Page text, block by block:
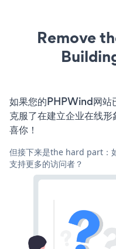
Remove
如果您的PHPWind网站
克服了在建立企业在线
喜你！
但接下来是the hard part：
支持更多的访问者？